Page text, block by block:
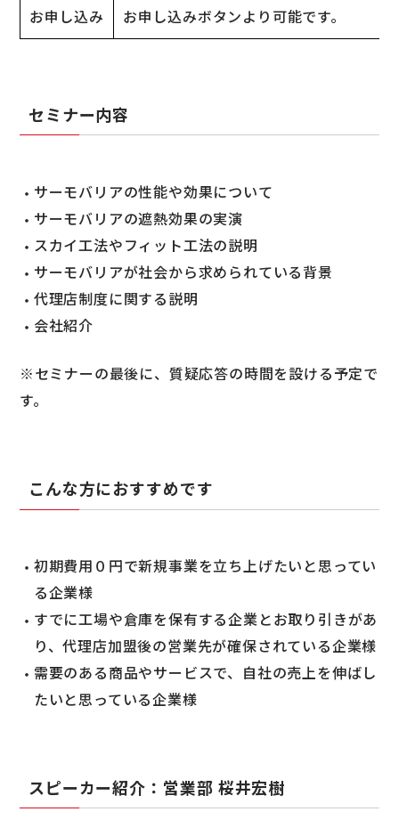
お申し込み お申し込みボタンより可能です。
セミナー内容
サーモバリアの性能や効果について
サーモバリアの遮熱効果の実演
スカイ工法やフィット工法の説明
サーモバリアが社会から求められている背景
代理店制度に関する説明
会社紹介
※セミナーの最後に、質疑応答の時間を設ける予定で
す。
こんな方におすすめです
初期費用０円で新規事業を立ち上げたいと思ってい
る企業様
すでに工場や倉庫を保有する企業とお取り引きがあ
り、代理店加盟後の営業先が確保されている企業様
需要のある商品やサービスで、自社の売上を伸ばし
たいと思っている企業様
スピーカー紹介：営業部 桜井宏樹